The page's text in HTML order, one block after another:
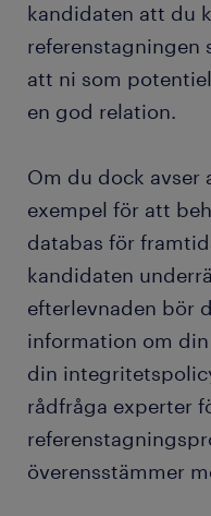
kandidaten att du
referenstagningen
att ni som
en god relation.
Om du dock
exempel för att
databas för
kandidaten
efterlevnaden bör
information om
din
rådfråga experter
överensstämmer